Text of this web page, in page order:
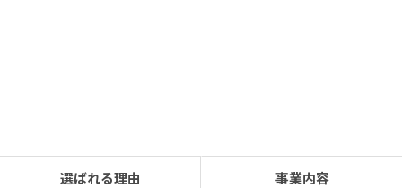
選ばれる理由 事業内容